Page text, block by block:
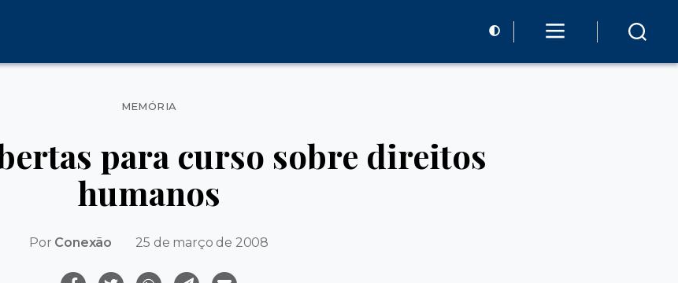
Categorias
MEMÓRIA
para curso sobre direitos
humanos
Por Conexão 25 de março de 2008